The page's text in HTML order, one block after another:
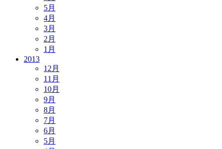
5月
4月
3月
2月
1月
2013
12月
11月
10月
9月
8月
7月
6月
5月